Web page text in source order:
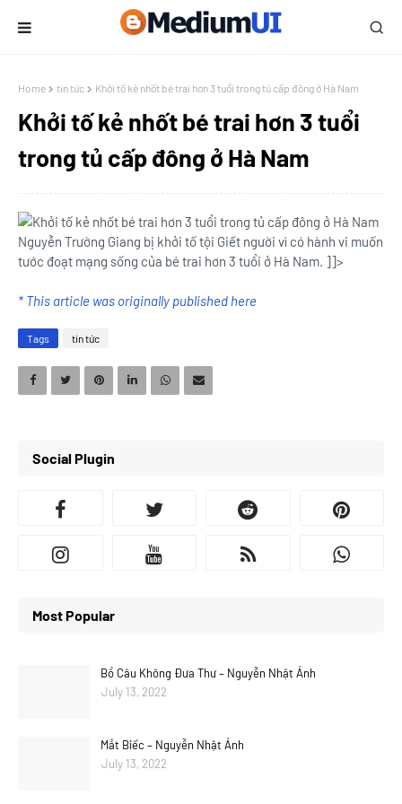
Home tin tức Khởi tố kẻ nhốt bé trai hơn 3 tuổi trong tủ cấp đông ở Hà Nam
Khởi tố kẻ nhốt bé trai hơn 3 tuổi
trong tủ cấp đông ở Hà Nam
Nguyễn Trường Giang bị khởi tố tội Giết người vì có hành vi muốn
tước đoạt mạng sống của bé trai hơn 3 tuổi ở Hà Nam. ]]>
* This article was originally published here
Tags tin tức
Social Plugin
Most Popular
Bồ Câu Không Đưa Thư – Nguyễn Nhật Ánh
July 13, 2022
Mắt Biếc – Nguyễn Nhật Ánh
July 13, 2022